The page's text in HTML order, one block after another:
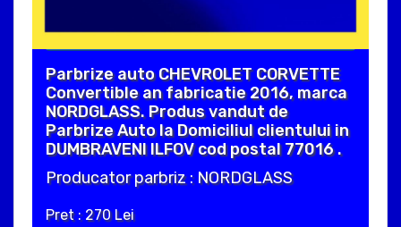
Parbrize auto CHEVROLET CORVETTE
Convertible an fabricatie 2016, marca
NORDGLASS. Produs vandut de
Parbrize Auto la Domiciliul clientului in
DUMBRAVENI ILFOV cod postal 77016 .
Producator parbriz : NORDGLASS
Pret : 270 Lei